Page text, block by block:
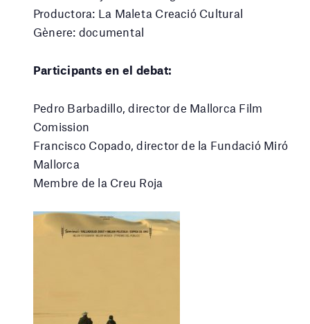
Productora: La Maleta Creació Cultural
Gènere: documental
Participants en el debat:
Pedro Barbadillo, director de Mallorca Film
Comission
Francisco Copado, director de la Fundació Miró
Mallorca
Membre de la Creu Roja